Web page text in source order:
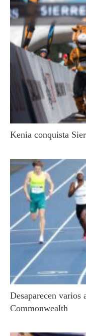
Kenia conquista
Desaparecen varios
Commonwealth